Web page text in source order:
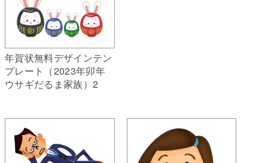
年賀状無料デザインテン
プレート（2023年卯年
ウサギだるま家族）2